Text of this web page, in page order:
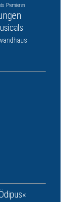
Premieren